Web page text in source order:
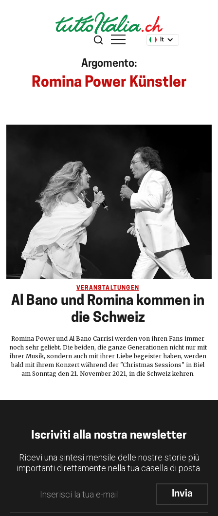
It
Argomento:
Romina Power Künstler
VERANSTALTUNGEN
Al Bano und Romina kommen in
die Schweiz
Romina Power und Al Bano Carrisi werden von ihren Fans immer
noch sehr geliebt. Die beiden, die ganze Generationen nicht nur mit
ihrer Musik, sondern auch mit ihrer Liebe begeister haben, werden
bald mit ihrem Konzert während der "Christmas Sessions" in Biel
am Sonntag den 21. November 2021, in die Schweiz kehren.
Iscriviti alla nostra newsletter
Ricevi una sintesi mensile delle nostre storie più
importanti direttamente nella tua casella di posta.